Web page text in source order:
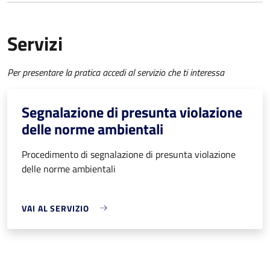
Servizi
Per presentare la pratica accedi al servizio che ti interessa
Segnalazione di presunta violazione
delle norme ambientali
Procedimento di segnalazione di presunta violazione
delle norme ambientali
VAI AL SERVIZIO